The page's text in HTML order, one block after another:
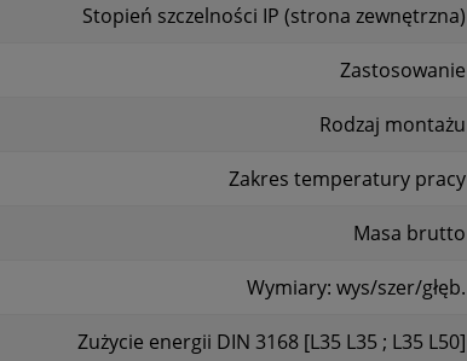
Stopień szczelności IP (strona zewnętrzna)
Zastosowanie
Rodzaj montażu
Zakres temperatury pracy
Masa brutto
Wymiary: wys/szer/głęb.
Zużycie energii DIN 3168 [L35 L35 ; L35 L50]